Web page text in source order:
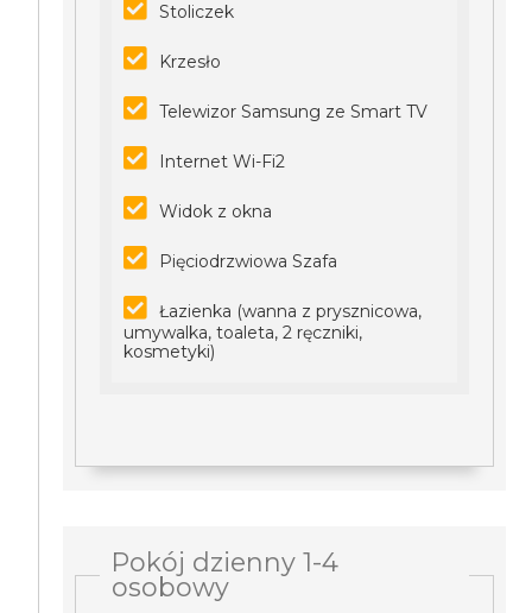
Stoliczek
Krzesło
Telewizor Samsung ze Smart TV
Internet Wi-Fi2
Widok z okna
Pięciodrzwiowa Szafa
Łazienka (wanna z prysznicowa,
umywalka, toaleta, 2 ręczniki,
kosmetyki)
Pokój dzienny 1-4
osobowy